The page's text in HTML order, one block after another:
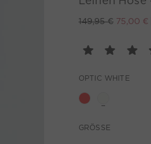
149,95 € 75,00 €
OPTIC WHITE
GRÖSSE